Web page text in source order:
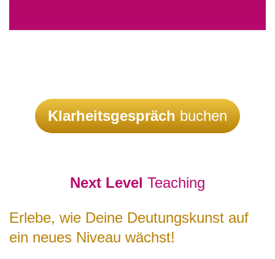
Klarheitsgespräch buchen
Next Level Teaching
Erlebe, wie Deine Deutungskunst auf
ein neues Niveau wächst!